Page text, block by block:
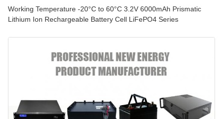
Working Temperature -20°C to 60°C 3.2V 6000mAh Prismatic
Lithium Ion Rechargeable Battery Cell LiFePO4 Series